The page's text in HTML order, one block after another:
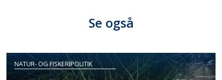
Se også
NATUR- OG FISKERIPOLITIK